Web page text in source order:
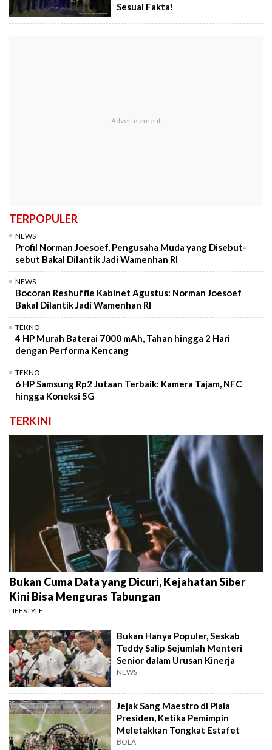
Sesuai Fakta!
TERPOPULER
NEWS
Profil Norman Joesoef, Pengusaha Muda yang Disebut-
sebut Bakal Dilantik Jadi Wamenhan RI
NEWS
Bocoran Reshuffle Kabinet Agustus: Norman Joesoef
Bakal Dilantik Jadi Wamenhan RI
TEKNO
4 HP Murah Baterai 7000 mAh, Tahan hingga 2 Hari
dengan Performa Kencang
TEKNO
6 HP Samsung Rp2 Jutaan Terbaik: Kamera Tajam, NFC
hingga Koneksi 5G
TERKINI
Bukan Cuma Data yang Dicuri, Kejahatan Siber
Kini Bisa Menguras Tabungan
LIFESTYLE
Bukan Hanya Populer, Seskab
Teddy Salip Sejumlah Menteri
Senior dalam Urusan Kinerja
NEWS
Jejak Sang Maestro di Piala
Presiden, Ketika Pemimpin
Meletakkan Tongkat Estafet
BOLA